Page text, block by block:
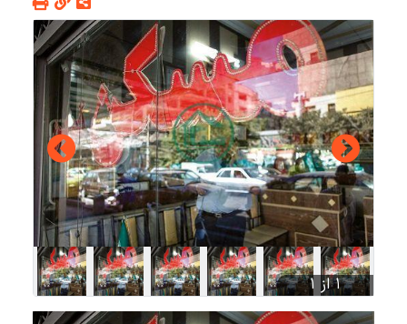
1 از 1